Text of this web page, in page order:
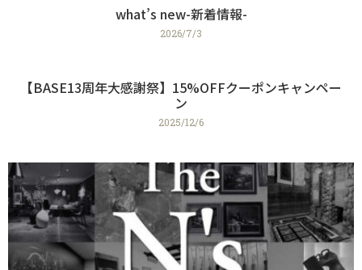
what’s new-新着情報-
2026/7/3
【BASE13周年大感謝祭】15%OFFクーポンキャンペー
ン
2025/12/6